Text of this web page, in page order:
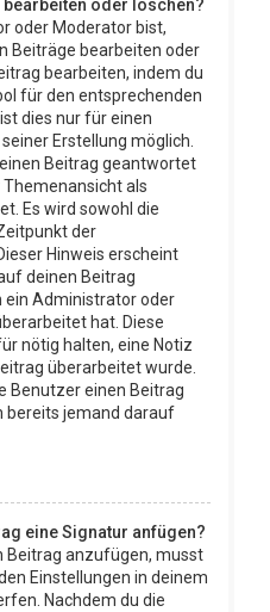
bearbeiten oder löschen?
oder Moderator bist,
Beiträge bearbeiten oder
bearbeiten, indem du
für den entsprechenden
dies nur für einen
Erstellung möglich.
Beitrag geantwortet
Themenansicht als
Es wird sowohl die
der
Hinweis erscheint
deinen Beitrag
Administrator oder
hat. Diese
nötig halten, eine Notiz
überarbeitet wurde.
Benutzer einen Beitrag
bereits jemand darauf
eine Signatur anfügen?
Beitrag anzufügen, musst
Einstellungen in deinem
Nachdem du die